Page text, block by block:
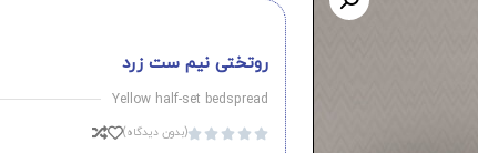
روتختی نیم ست زرد
Yellow half-set bedspread




(بدون دیدگاه)